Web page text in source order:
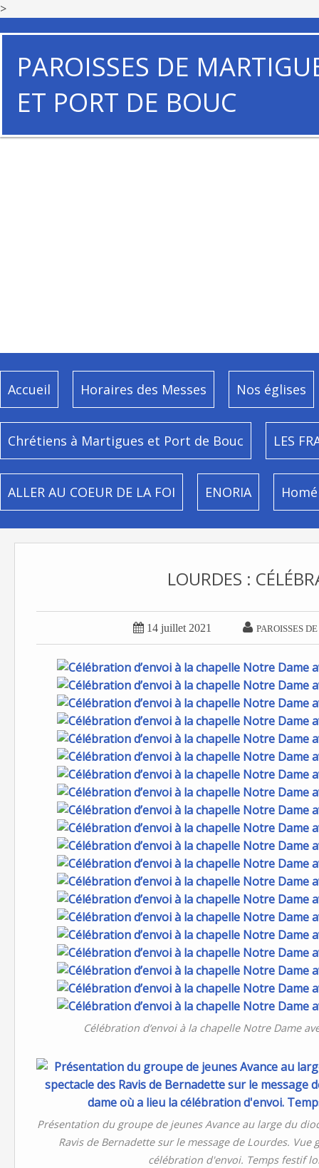
>
PAROISSES DE
ET PORT DE BOUC
Accueil Horaires des Messes Nos églises
Chrétiens à Martigues et Port de Bouc LES
ALLER AU COEUR DE LA FOI ENORIA
LOURDES :
 14 juillet 2021  PAROISSES
Célébration d’envoi à la chapelle Notre Dame
Présentation du groupe de jeunes Avance au large du
Ravis de Bernadette sur le message de Lourdes.
célébration d'envoi. Temps festif